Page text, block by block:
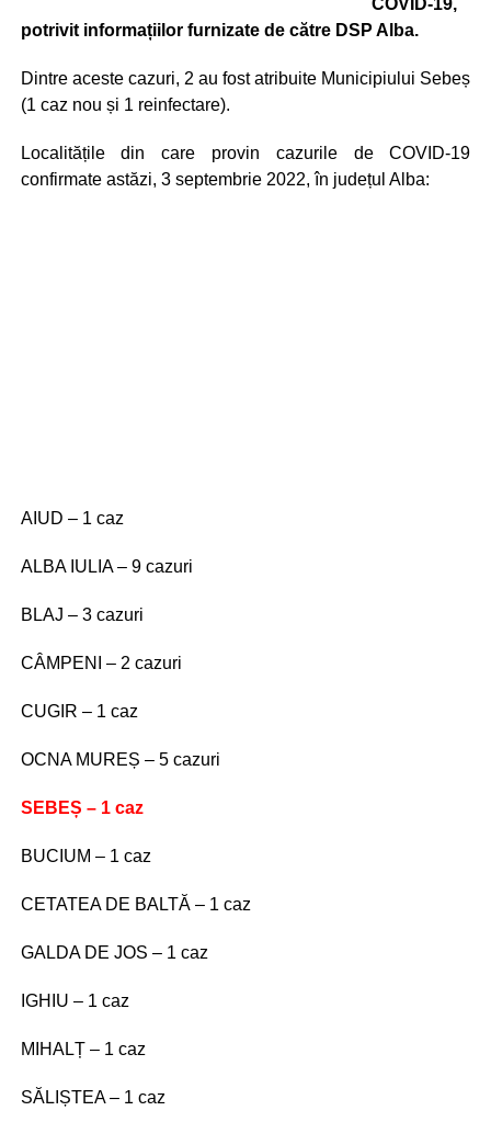
COVID-19,
potrivit informațiilor furnizate de către DSP Alba.
Dintre aceste cazuri, 2 au fost atribuite Municipiului Sebeș
(1 caz nou și 1 reinfectare).
Localitățile din care provin cazurile de COVID-19
confirmate astăzi, 3 septembrie 2022, în județul Alba:
AIUD – 1 caz
ALBA IULIA – 9 cazuri
BLAJ – 3 cazuri
CÂMPENI – 2 cazuri
CUGIR – 1 caz
OCNA MUREȘ – 5 cazuri
SEBEȘ – 1 caz
BUCIUM – 1 caz
CETATEA DE BALTĂ – 1 caz
GALDA DE JOS – 1 caz
IGHIU – 1 caz
MIHALȚ – 1 caz
SĂLIȘTEA – 1 caz